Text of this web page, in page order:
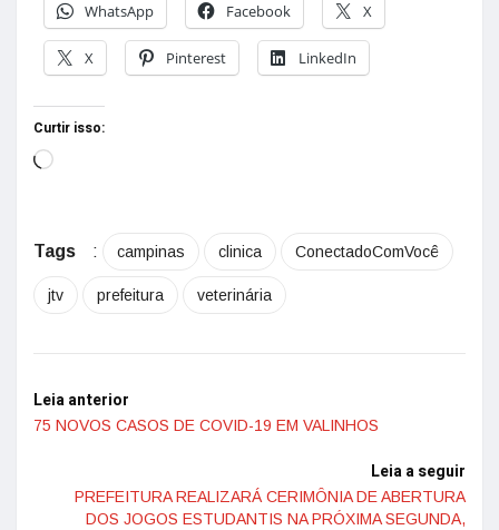
WhatsApp
Facebook X
X Pinterest LinkedIn
Curtir isso:
Tags : campinas clinica ConectadoComVocê
jtv prefeitura veterinária
Leia anterior
75 NOVOS CASOS DE COVID-19 EM VALINHOS
Leia a seguir
PREFEITURA REALIZARÁ CERIMÔNIA DE ABERTURA
DOS JOGOS ESTUDANTIS NA PRÓXIMA SEGUNDA,